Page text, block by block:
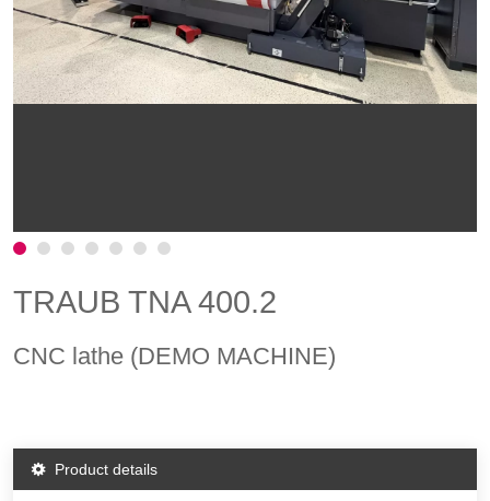
TRAUB TNA 400.2
CNC lathe (DEMO MACHINE)
Product details